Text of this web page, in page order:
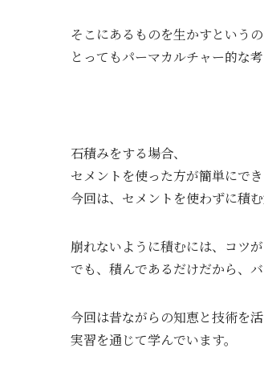
そこにあるものを生かすというの
とってもパーマカルチャー的な考
石積みをする場合、
セメントを使った方が簡単にでき
今回は、セメントを使わずに積
崩れないように積むには、コツが
でも、積んであるだけだから、バ
今回は昔ながらの知恵と技術を活
実習を通じて学んでいます。